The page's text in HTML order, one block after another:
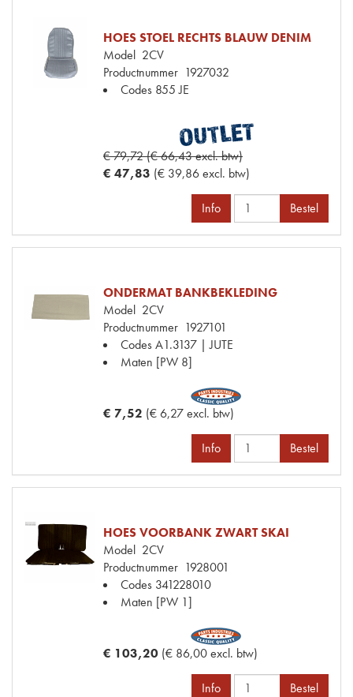
HOES STOEL RECHTS BLAUW DENIM
Model 2CV
Productnummer 1927032
Codes 855 JE
€ 79,72 (€ 66,43 excl. btw)
€ 47,83 (€ 39,86 excl. btw)
Info Bestel
ONDERMAT BANKBEKLEDING
Model 2CV
Productnummer 1927101
CodesA1.3137 | JUTE
Maten [PW 8]
€ 7,52 (€ 6,27 excl. btw)
Info Bestel
HOES VOORBANK ZWART SKAI
Model 2CV
Productnummer 1928001
Codes 341228010
Maten [PW 1]
€ 103,20 (€ 86,00 excl. btw)
Info Bestel